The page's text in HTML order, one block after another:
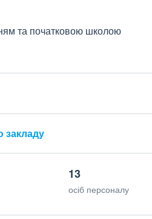
та початковою школою
закладу
13
осіб персоналу